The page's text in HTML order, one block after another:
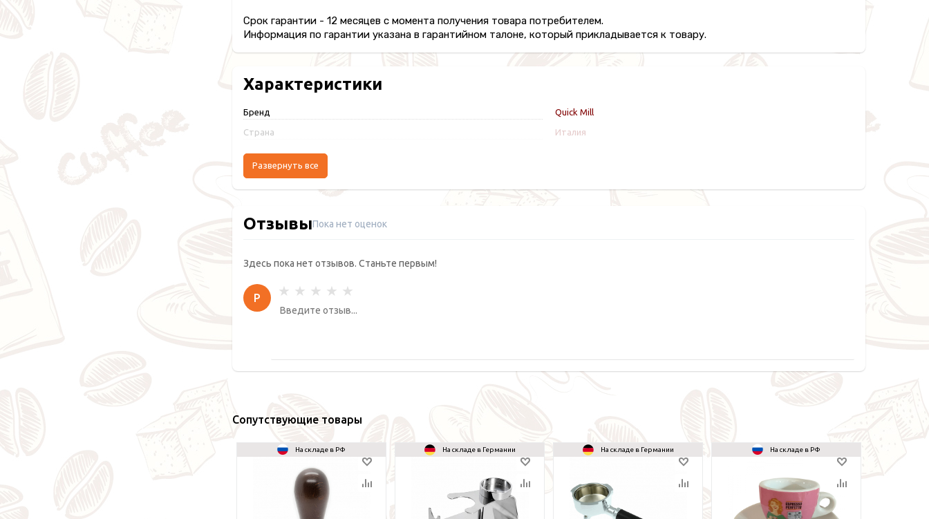
Срок гарантии - 12 месяцев с момента получения товара потребителем.
Информация по гарантии указана в гарантийном талоне, который прикладывается к товару.
Характеристики
Бренд Quick Mill
Страна Италия
Развернуть все
ОтзывыПока нет оценок
Здесь пока нет отзывов. Станьте первым!
Р
Сопутствующие товары
На складе в РФ На складе в Германии На складе в Германии На складе в РФ